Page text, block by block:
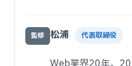
監修 松浦 代表取締役